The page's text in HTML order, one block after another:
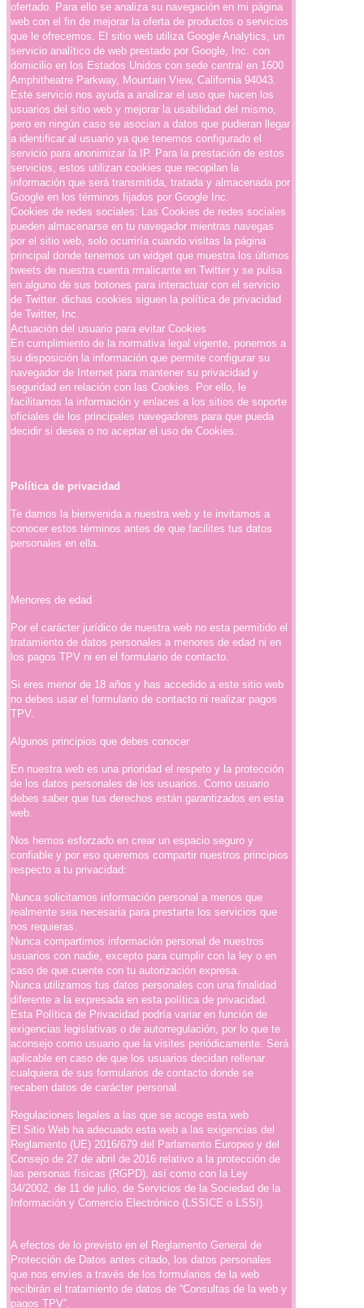
ofertado. Para ello se analiza su navegación en mi página
web con el fin de mejorar la oferta de productos o servicios
que le ofrecemos. El sitio web utiliza Google Analytics, un
servicio analítico de web prestado por Google, Inc. con
domicilio en los Estados Unidos con sede central en 1600
Amphitheatre Parkway, Mountain View, California 94043.
Este servicio nos ayuda a analizar el uso que hacen los
usuarios del sitio web y mejorar la usabilidad del mismo,
pero en ningún caso se asocian a datos que pudieran llegar
a identificar al usuario ya que tenemos configurado el
servicio para anonimizar la IP. Para la prestación de estos
servicios, estos utilizan cookies que recopilan la
información que será transmitida, tratada y almacenada por
Google en los términos fijados por Google Inc.
Cookies de redes sociales: Las Cookies de redes sociales
pueden almacenarse en tu navegador mientras navegas
por el sitio web, solo ocurriría cuando visitas la página
principal donde tenemos un widget que muestra los últimos
tweets de nuestra cuenta rmalicante en Twitter y se pulsa
en alguno de sus botones para interactuar con el servicio
de Twitter. dichas cookies siguen la política de privacidad
de Twitter, Inc.
Actuación del usuario para evitar Cookies
En cumplimiento de la normativa legal vigente, ponemos a
su disposición la información que permite configurar su
navegador de Internet para mantener su privacidad y
seguridad en relación con las Cookies. Por ello, le
facilitamos la información y enlaces a los sitios de soporte
oficiales de los principales navegadores para que pueda
decidir si desea o no aceptar el uso de Cookies.
Política de privacidad
Te damos la bienvenida a nuestra web y te invitamos a
conocer estos términos antes de que facilites tus datos
personales en ella.
Menores de edad
Por el carácter jurídico de nuestra web no esta permitido el
tratamiento de datos personales a menores de edad ni en
los pagos TPV ni en el formulario de contacto.
Si eres menor de 18 años y has accedido a este sitio web
no debes usar el formulario de contacto ni realizar pagos
TPV.
Algunos principios que debes conocer
En nuestra web es una prioridad el respeto y la protección
de los datos personales de los usuarios. Como usuario
debes saber que tus derechos están garantizados en esta
web.
Nos hemos esforzado en crear un espacio seguro y
confiable y por eso queremos compartir nuestros principios
respecto a tu privacidad:
Nunca solicitamos información personal a menos que
realmente sea necesaria para prestarte los servicios que
nos requieras.
Nunca compartimos información personal de nuestros
usuarios con nadie, excepto para cumplir con la ley o en
caso de que cuente con tu autorización expresa.
Nunca utilizamos tus datos personales con una finalidad
diferente a la expresada en esta política de privacidad.
Esta Política de Privacidad podría variar en función de
exigencias legislativas o de autorregulación, por lo que te
aconsejo como usuario que la visites periódicamente. Será
aplicable en caso de que los usuarios decidan rellenar
cualquiera de sus formularios de contacto donde se
recaben datos de carácter personal.
Regulaciones legales a las que se acoge esta web
El Sitio Web ha adecuado esta web a las exigencias del
Reglamento (UE) 2016/679 del Parlamento Europeo y del
Consejo de 27 de abril de 2016 relativo a la protección de
las personas físicas (RGPD), así como con la Ley
34/2002, de 11 de julio, de Servicios de la Sociedad de la
Información y Comercio Electrónico (LSSICE o LSSI).
A efectos de lo previsto en el Reglamento General de
Protección de Datos antes citado, los datos personales
que nos envíes a través de los formularios de la web
recibirán el tratamiento de datos de “Consultas de la web y
pagos TPV”.